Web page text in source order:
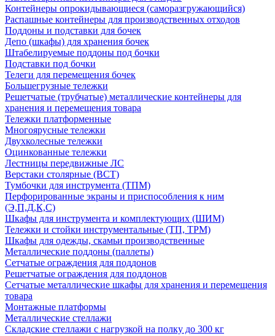
Контейнеры опрокидывающиеся (саморазгружающийся)
Распашные контейнеры для производственных отходов
Поддоны и подставки для бочек
Депо (шкафы) для хранения бочек
Штабелируемые поддоны под бочки
Подставки под бочки
Телеги для перемещения бочек
Большегрузные тележки
Решетчатые (трубчатые) металлические контейнеры для
хранения и перемещения товара
Тележки платформенные
Многоярусные тележки
Двухколесные тележки
Оцинкованные тележки
Лестницы передвижные ЛС
Верстаки столярные (ВСТ)
Тумбочки для инструмента (ТПМ)
Перфорированные экраны и приспособления к ним
(Э,П,Д,К,С)
Шкафы для инструмента и комплектующих (ШИМ)
Тележки и стойки инструментальные (ТП, ТРМ)
Шкафы для одежды, скамьи производственные
Металлические поддоны (паллеты)
Сетчатые ограждения для поддонов
Решетчатые ограждения для поддонов
Сетчатые металлические шкафы для хранения и перемещения
товара
Монтажные платформы
Металлические стеллажи
Складские стеллажи с нагрузкой на полку до 300 кг